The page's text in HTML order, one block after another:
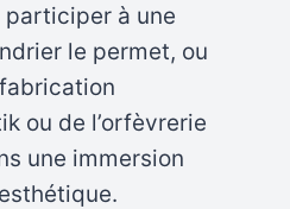
à une
le permet, ou
ou de l’orfèvrerie
une immersion